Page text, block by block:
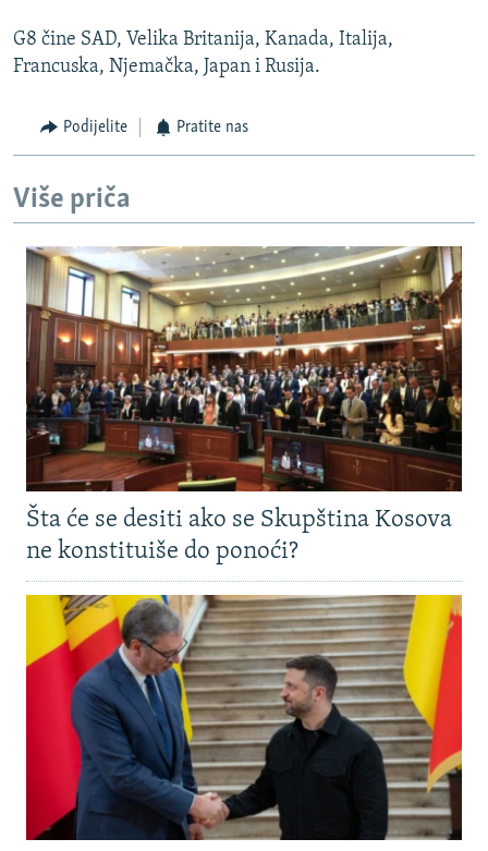
G8 čine SAD, Velika Britanija, Kanada, Italija,
Francuska, Njemačka, Japan i Rusija.
Podijelite Pratite nas
Više priča
Šta će se desiti ako se Skupština Kosova
ne konstituiše do ponoći?